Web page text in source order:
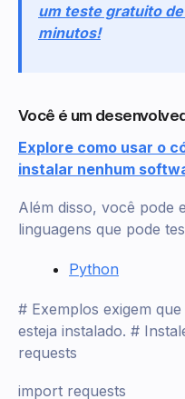
um teste gratuito
minutos!
Você é um
Explore como usar o
instalar nenhum
Além disso, você pode
linguagens que pode
Python
# Exemplos exigem
esteja instalado. #
requests
import requests